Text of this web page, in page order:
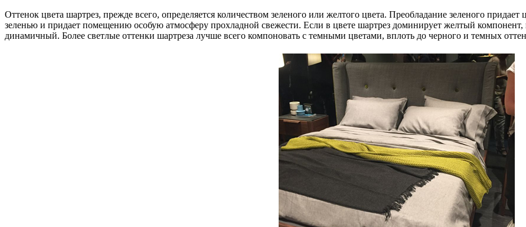
Оттенок цвета шартрез, прежде всего, определяется количеством зеленого или желтого цвета. Преобладание зеленого придает
зеленью и придает помещению особую атмосферу прохладной свежести. Если в цвете шартрез доминирует желтый
динамичный. Более светлые оттенки шартреза лучше всего компоновать с темными цветами, вплоть до черного и темных